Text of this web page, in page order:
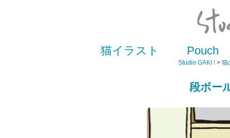
猫イラスト Pouch
Studio GAKI ! > 猫
段ボー